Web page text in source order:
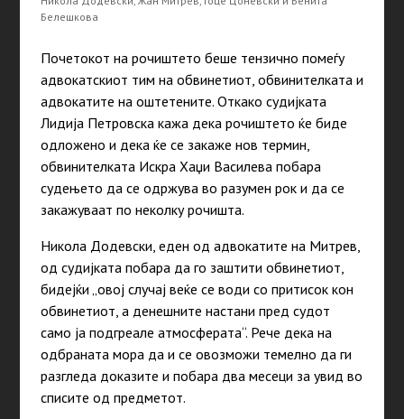
Белешкова
Почетокот на рочиштето беше тензично помеѓу
адвокатскиот тим на обвинетиот, обвинителката и
адвокатите на оштетените. Откако судијката
Лидија Петровска кажа дека рочиштето ќе биде
одложено и дека ќе се закаже нов термин,
обвинителката Искра Хаџи Василева побара
судењето да се одржува во разумен рок и да се
закажуваат по неколку рочишта.
Никола Додевски, еден од адвокатите на Митрев,
од судијката побара да го заштити обвинетиот,
бидејќи „овој случај веќе се води со притисок кон
обвинетиот, а денешните настани пред судот
само ја подгреале атмосферата“. Рече дека на
одбраната мора да и се овозможи темелно да ги
разгледа доказите и побара два месеци за увид во
списите од предметот.